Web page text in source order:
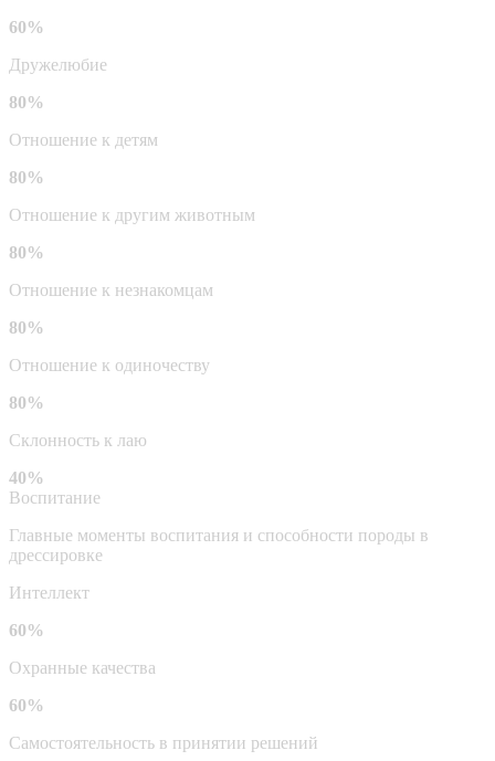
60%
Дружелюбие
80%
Отношение к детям
80%
Отношение к другим животным
80%
Отношение к незнакомцам
80%
Отношение к одиночеству
80%
Склонность к лаю
40%
Воспитание
Главные моменты воспитания и способности породы в
дрессировке
Интеллект
60%
Охранные качества
60%
Самостоятельность в принятии решений